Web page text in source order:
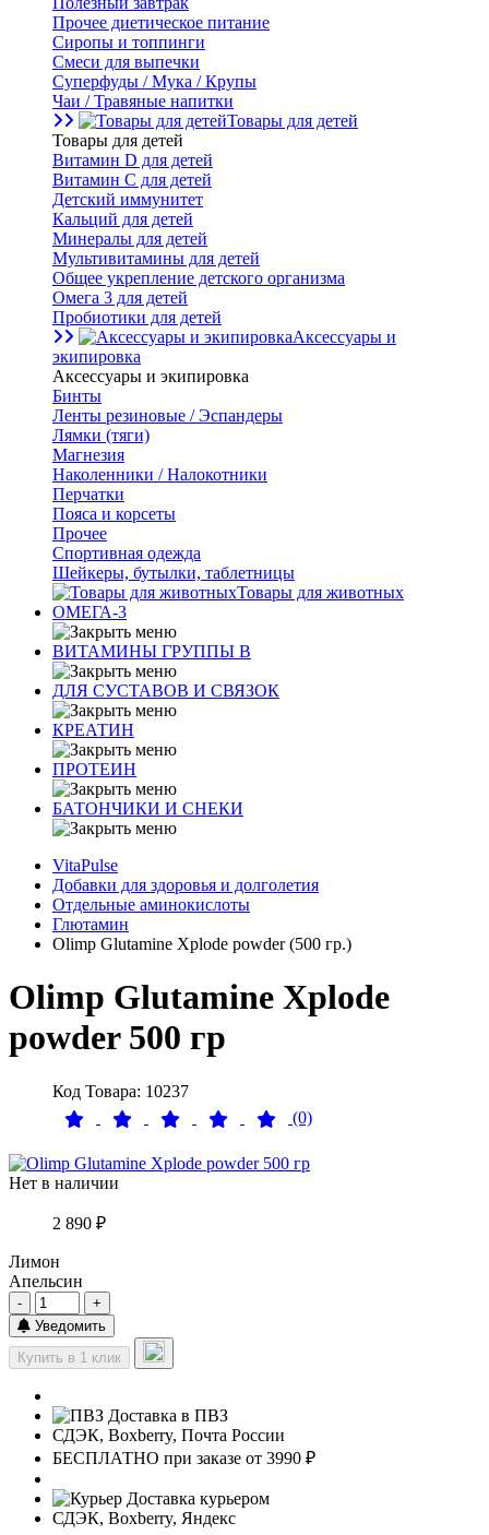
Прочее диетическое питание
Сиропы и топпинги
Смеси для выпечки
Суперфуды / Мука / Крупы
Чаи / Травяные напитки
Товары для детей
Товары для детей
Витамин D для детей
Витамин С для детей
Детский иммунитет
Кальций для детей
Минералы для детей
Мультивитамины для детей
Общее укрепление детского организма
Омега 3 для детей
Пробиотики для детей
Аксессуары и
экипировка
Аксессуары и экипировка
Бинты
Ленты резиновые / Эспандеры
Лямки (тяги)
Магнезия
Наколенники / Налокотники
Перчатки
Пояса и корсеты
Прочее
Спортивная одежда
Шейкеры, бутылки, таблетницы
Товары для животных
ОМЕГА-3
ВИТАМИНЫ ГРУППЫ В
ДЛЯ СУСТАВОВ И СВЯЗОК
КРЕАТИН
ПРОТЕИН
БАТОНЧИКИ И СНЕКИ
VitaPulse
Добавки для здоровья и долголетия
Отдельные аминокислоты
Глютамин
Olimp Glutamine Xplode powder (500 гр.)
Olimp Glutamine Xplode
powder 500 гр
Код Товара: 10237
(0)
Нет в наличии
2 890 ₽
Лимон
Апельсин
-
+
Уведомить
Купить в 1 клик
Доставка в ПВЗ
СДЭК, Boxberry, Почта России
БЕСПЛАТНО при заказе от 3990 ₽
Доставка курьером
СДЭК, Boxberry, Яндекс